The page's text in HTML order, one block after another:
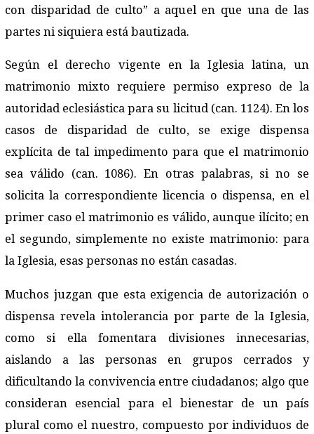
con disparidad de culto” a aquel en que una de las
partes ni siquiera está bautizada.
Según el derecho vigente en la Iglesia latina, un
matrimonio mixto requiere permiso expreso de la
autoridad eclesiástica para su licitud (can. 1124). En los
casos de disparidad de culto, se exige dispensa
explícita de tal impedimento para que el matrimonio
sea válido (can. 1086). En otras palabras, si no se
solicita la correspondiente licencia o dispensa, en el
primer caso el matrimonio es válido, aunque ilícito; en
el segundo, simplemente no existe matrimonio: para
la Iglesia, esas personas no están casadas.
Muchos juzgan que esta exigencia de autorización o
dispensa revela intolerancia por parte de la Iglesia,
como si ella fomentara divisiones innecesarias,
aislando a las personas en grupos cerrados y
dificultando la convivencia entre ciudadanos; algo que
consideran esencial para el bienestar de un país
plural como el nuestro, compuesto por individuos de